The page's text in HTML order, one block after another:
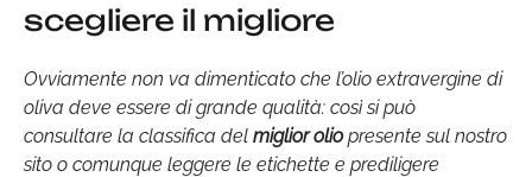
scegliere il migliore
Ovviamente non va dimenticato che l’olio extravergine di
oliva deve essere di grande qualità: così si può
consultare la classifica del miglior oliopresente sul nostro
sito o comunque leggere le etichette e prediligere